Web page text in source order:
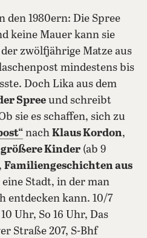
den 1980ern: Die Spree
keine Mauer kann sie
zwölfjährige Matze aus
mindestens bis
Doch Lika aus dem
Spree und schreibt
sie es schaffen, sich zu
nach Klaus Kordon,
Kinder (ab 9
Familiengeschichten aus
Stadt, in der man
entdecken kann. 10/7
Uhr, So 16 Uhr, Das
Straße 207, S-Bhf